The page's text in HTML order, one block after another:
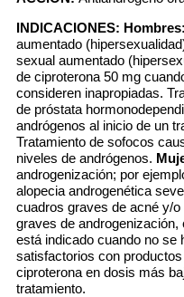
INDICACIONES: Hombres:
aumentado
sexual aumentado
de ciproterona 50 mg
consideren inapropiadas.
de próstata
andrógenos al inicio de un
Tratamiento de sofocos
niveles de andrógenos.
androgenización; por
alopecia androgenética
cuadros graves de acné y/
graves de
está indicado cuando no se
satisfactorios con
ciproterona en dosis más
tratamiento.